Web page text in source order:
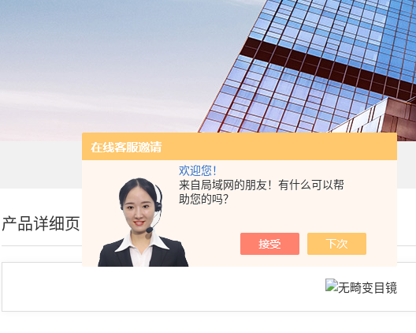
欢迎您！
来自局域网的朋友！有什么可以帮
助您的吗？
产品详细页